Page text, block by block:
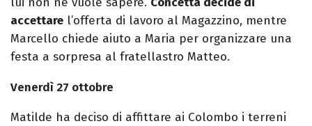
accettare l’offerta di lavoro al Magazzino, mentre
Marcello chiede aiuto a Maria per organizzare una
festa a sorpresa al fratellastro Matteo.
Venerdì 27 ottobre
Matilde ha deciso di affittare ai Colombo i terreni